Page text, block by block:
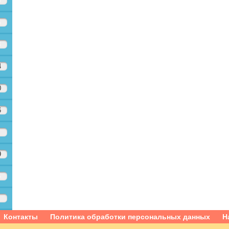
Контакты Политика обработки персональных данных